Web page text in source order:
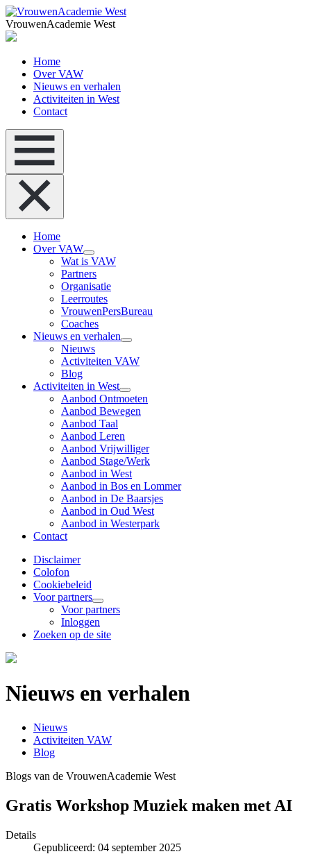
VrouwenAcademie West
Home
Over VAW
Nieuws en verhalen
Activiteiten in West
Contact
Home
Over VAW
Wat is VAW
Partners
Organisatie
Leerroutes
VrouwenPersBureau
Coaches
Nieuws en verhalen
Nieuws
Activiteiten VAW
Blog
Activiteiten in West
Aanbod Ontmoeten
Aanbod Bewegen
Aanbod Taal
Aanbod Leren
Aanbod Vrijwilliger
Aanbod Stage/Werk
Aanbod in West
Aanbod in Bos en Lommer
Aanbod in De Baarsjes
Aanbod in Oud West
Aanbod in Westerpark
Contact
Disclaimer
Colofon
Cookiebeleid
Voor partners
Voor partners
Inloggen
Zoeken op de site
Nieuws en verhalen
Nieuws
Activiteiten VAW
Blog
Blogs van de VrouwenAcademie West
Gratis Workshop Muziek maken met AI
Details
Gepubliceerd: 04 september 2025